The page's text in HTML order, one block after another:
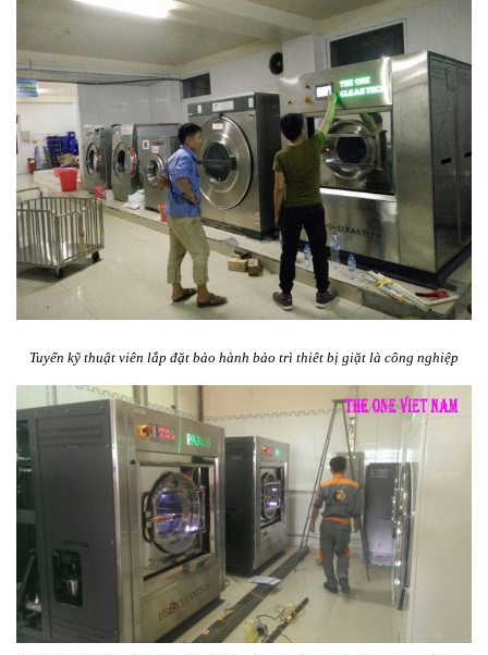
Tuyển kỹ thuật viên lắp đặt bảo hành bảo trì thiêt bị giặt là công nghiệp